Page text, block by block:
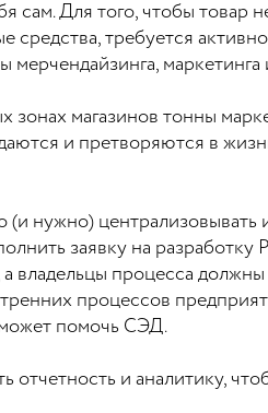
Для того, чтобы товар
средства, требуется
маркетинга
магазинов тонны
и претворяются в
нужно) централизовывать
заявку на разработку
владельцы процесса должны
процессов
может помочь СЭД.
и аналитику,